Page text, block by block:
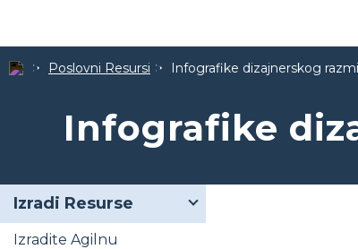
Poslovni Resursi Infografike dizajnerskog
Infografike
Izradi Resurse
Izradite Agilnu